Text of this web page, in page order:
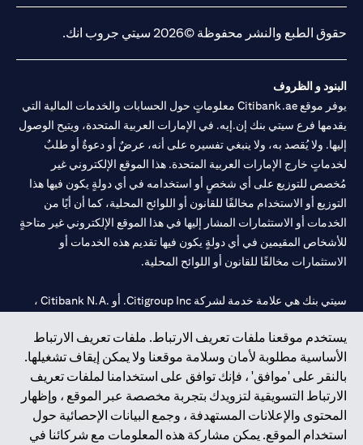
يستخدم موقعنا ملفات تعريف الارتباط. ملفات تعريف الارتباط
الأساسية مطلوبة لأمان وسلامة موقعنا ولا يمكن إيقاف تشغيلها.
بالنقر على 'موافق' ، فإنك توافق على استخدامنا لملفات تعريف
الارتباط التسويقية لتزويدك بتجربة مخصصة عبر الموقع ، وإظهار
المحتوى والإعلانات المستهدفة ، وجمع البيانات الإحصائية حول
استخدام الموقع. يمكن مشاركة هذه المعلومات مع شركائنا في
حقوق الطبع والنشر محفوظة ©2026 سيتي جروب انك.
البنود و الظروف
يوفر موقع Citibank.ae معلوماتٍ حول الحسابات والخدمات المالية التي
يقدمها فرع سيتي بنك إن.إيه. في الإمارات العربية المتحدة، ويتيح الوصول
إليها. ولا يُقصد به، ولا ينبغي تفسيره على أنه، عرضٌ أو دعوةٌ أو طلبٌ
لخدماتٍ خارج الإمارات العربية المتحدة. هذا الموقع الإلكتروني غير
مُخصص للتوزيع على أي شخصٍ أو استخدامه في أي دولةٍ يكون فيها هذا
التوزيع أو الاستخدام مخالفًا للقانون أو اللوائح المحلية، كما أن أيًا من
الخدمات أو الاستثمارات المشار إليها في هذا الموقع الإلكتروني غير متاحةٍ
للأشخاص المقيمين في أي دولةٍ يكون فيها تقديم هذه الخدمات أو
الاستثمارات مخالفًا للقانون أو اللوائح المحلية.
سيتي بنك هي علامة خدمة لشركة Citigroup Inc. أو .Citibank N.A ،
سيتي بنك إن. إيه. الإمارات مسجل لدى مصرف الإمارات المركزي تحت
أرقام التراخيص 202563 لفرع الوصل في دبي، 531989 لفرع مول
الإمارات في دبي، وCN-1002019لفرع أبوظبي. هاتف: 4000 311 04.
فرع سيتي بنك إن إيه - الإمارات العربية المتحدة مرخص من مصرف
الإمارات العربية المتحدة المركزي كفرع لبنك أجنبي.